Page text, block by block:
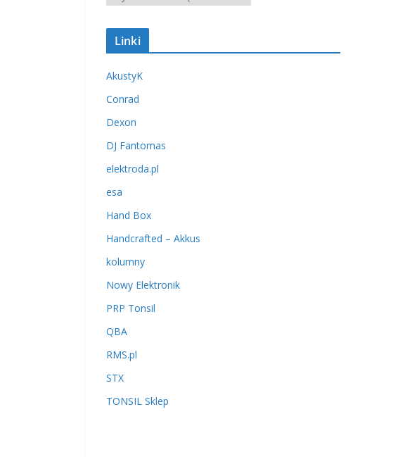
r
c
w
u
m
Linki
AkustyK
Conrad
Dexon
DJ Fantomas
elektroda.pl
esa
Hand Box
Handcrafted – Akkus
kolumny
Nowy Elektronik
PRP Tonsil
QBA
RMS.pl
STX
TONSIL Sklep